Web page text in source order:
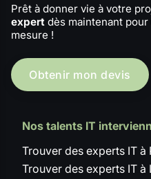
Prêt à donner vie à votre
expert dès maintenant
mesure !
Obtenir mon devis
Nos talents IT
Trouver des experts IT à
Trouver des experts IT à